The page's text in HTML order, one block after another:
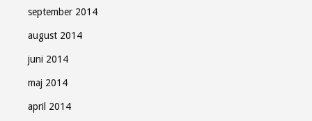
september 2014
august 2014
juni 2014
maj 2014
april 2014